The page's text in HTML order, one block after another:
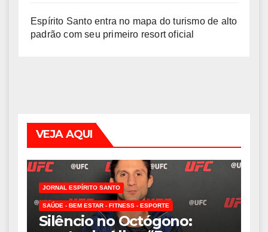
Espírito Santo entra no mapa do turismo de alto
padrão com seu primeiro resort oficial
VEJA AQUI
JORNAL ESPÍRITO SANTO
SAÚDE - BEM ESTAR - FITNESS - ESPORTE
Silêncio no Octógono: